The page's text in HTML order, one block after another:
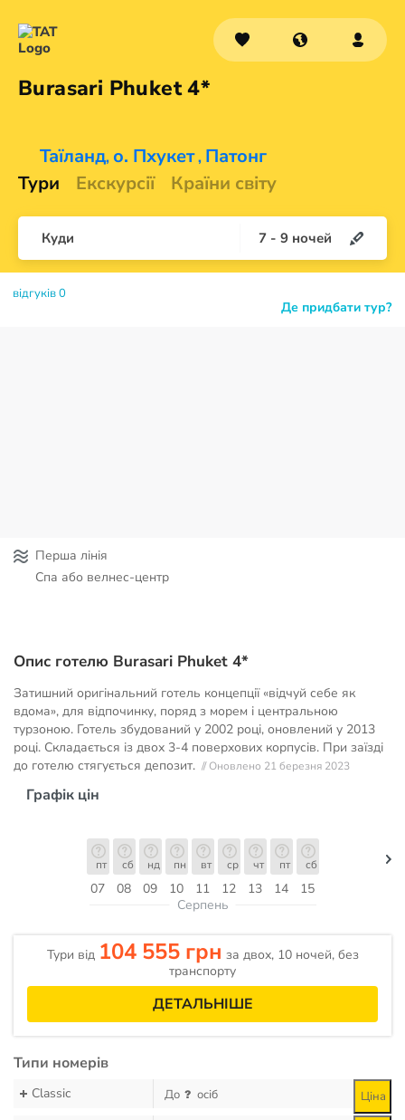
Burasari Phuket 4*
Таїланд, о. Пхукет, Патонг
Тури
Екскурсії Країни світу
Куди 7 - 9 ночей
Де придбати тур?
відгуків 0
Перша лінія
Спа або велнес-центр
Опис готелю Burasari Phuket 4*
Затишний оригінальний готель концепції «відчуй себе як
вдома», для відпочинку, поряд з морем і центральною
турзоною. Готель збудований у 2002 році, оновлений у 2013
році. Складається із двох 3-4 поверхових корпусів. При заїзді
до готелю стягується депозит. // Оновлено 21 березня 2023
Графік цін
07
пт
08
сб
09
нд
10
пн
11
вт
12
ср
13
чт
14
пт
15
сб
Серпень
Тури від 104 555 грн за двох, 10 ночей, без
транспорту
ДЕТАЛЬНІШЕ
Типи номерів
Classic До осіб Ціна